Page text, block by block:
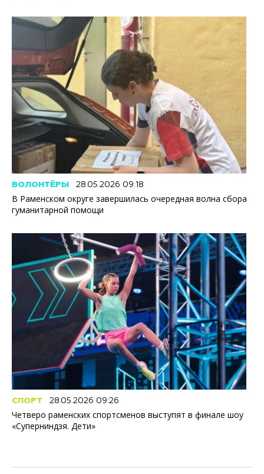
ВОЛОНТЁРЫ 28.05.2026 09:18
В Раменском округе завершилась очередная волна сбора
гуманитарной помощи
СПОРТ 28.05.2026 09:26
Четверо раменских спортсменов выступят в финале шоу
«Суперниндзя. Дети»